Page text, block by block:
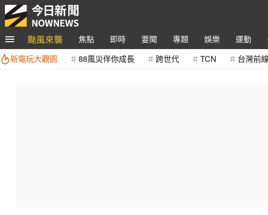
颱風來襲 焦點 即時 要聞 專題 娛樂 運動
新電玩大觀園
88風災伴你成長 跨世代 TCN 台灣前線